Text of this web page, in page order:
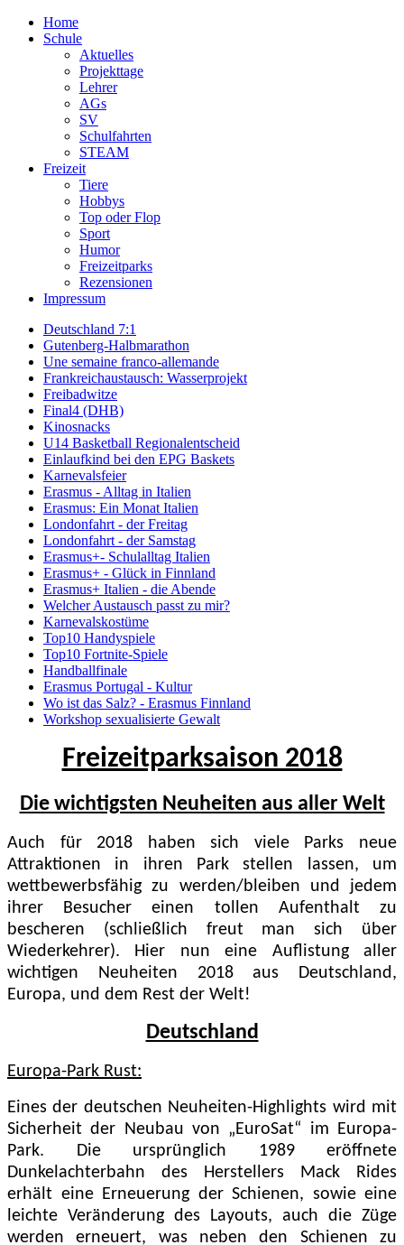
Home
Schule
Aktuelles
Projekttage
Lehrer
AGs
SV
Schulfahrten
STEAM
Freizeit
Tiere
Hobbys
Top oder Flop
Sport
Humor
Freizeitparks
Rezensionen
Impressum
Deutschland 7:1
Gutenberg-Halbmarathon
Une semaine franco-allemande
Frankreichaustausch: Wasserprojekt
Freibadwitze
Final4 (DHB)
Kinosnacks
U14 Basketball Regionalentscheid
Einlaufkind bei den EPG Baskets
Karnevalsfeier
Erasmus - Alltag in Italien
Erasmus: Ein Monat Italien
Londonfahrt - der Freitag
Londonfahrt - der Samstag
Erasmus+- Schulalltag Italien
Erasmus+ - Glück in Finnland
Erasmus+ Italien - die Abende
Welcher Austausch passt zu mir?
Karnevalskostüme
Top10 Handyspiele
Top10 Fortnite-Spiele
Handballfinale
Erasmus Portugal - Kultur
Wo ist das Salz? - Erasmus Finnland
Workshop sexualisierte Gewalt
Freizeitparksaison 2018
Die wichtigsten Neuheiten aus aller Welt
Auch für 2018 haben sich viele Parks neue
Attraktionen in ihren Park stellen lassen, um
wettbewerbsfähig zu werden/bleiben und jedem
ihrer Besucher einen tollen Aufenthalt zu
bescheren (schließlich freut man sich über
Wiederkehrer). Hier nun eine Auflistung aller
wichtigen Neuheiten 2018 aus Deutschland,
Europa, und dem Rest der Welt!
Deutschland
Europa-Park Rust:
Eines der deutschen Neuheiten-Highlights wird mit
Sicherheit der Neubau von „EuroSat“ im Europa-
Park. Die ursprünglich 1989 eröffnete
Dunkelachterbahn des Herstellers Mack Rides
erhält eine Erneuerung der Schienen, sowie eine
leichte Veränderung des Layouts, auch die Züge
werden erneuert, was neben den Schienen zu